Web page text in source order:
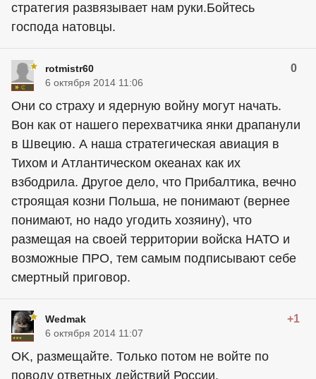
стратегия развязывает нам руки.Бойтесь
господа натовцы.
rotmistr60 0
6 октября 2014 11:06
Они со страху и ядерную войну могут начать.
Вон как от нашего перехватчика янки драпанули
в Швецию. А наша стратегическая авиация в
Тихом и Атлантическом океанах как их
взбодрила. Другое дело, что Прибалтика, вечно
строящая козни Польша, не понимают (вернее
понимают, но надо угодить хозяину), что
размещая на своей территории войска НАТО и
возможные ПРО, тем самым подписывают себе
смертный приговор.
Wedmak +1
6 октября 2014 11:07
OK, размещайте. Только потом не войте по
поводу ответных действий России.